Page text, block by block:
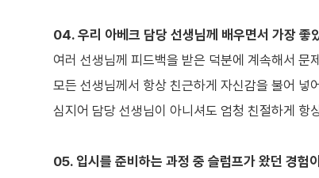
04. 우리 아베크 담당 선생님께 배우면서 가장 좋
여러 선생님께 피드백을 받은 덕분에 계속해서 문
모든 선생님께서 항상 친근하게 자신감을 불어
심지어 담당 선생님이 아니셔도 엄청 친절하게
05. 입시를 준비하는 과정 중 슬럼프가 왔던 경험